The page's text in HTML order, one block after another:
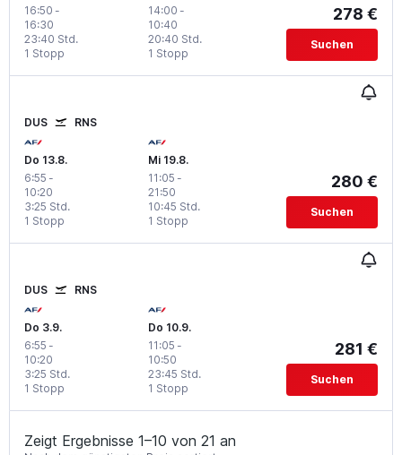
16:50 -
16:30
1 Stopp
23:40 Std.
14:00 -
10:40
1 Stopp
20:40 Std.
278 €
Suchen
DUS RNS
Do 13.8.
6:55 -
10:20
1 Stopp
3:25 Std.
Mi 19.8.
11:05 -
21:50
1 Stopp
10:45 Std.
280 €
Suchen
DUS RNS
Do 3.9.
6:55 -
10:20
1 Stopp
3:25 Std.
Do 10.9.
11:05 -
10:50
1 Stopp
23:45 Std.
281 €
Suchen
Zeigt Ergebnisse 1–10 von 21 an